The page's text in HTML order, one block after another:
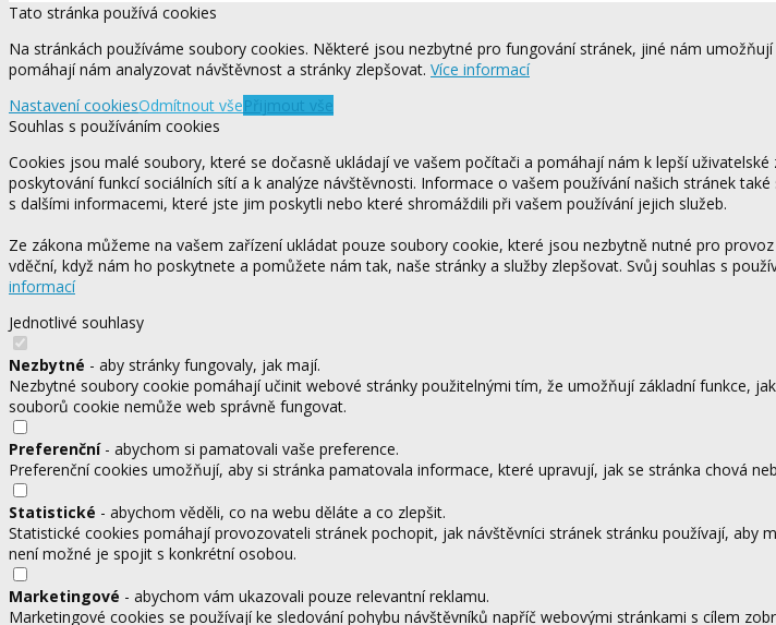
Tato stránka používá cookies
Na stránkách používáme soubory cookies. Některé jsou nezbytné pro fungování stránek, jiné nám
pomáhají nám analyzovat návštěvnost a stránky zlepšovat. Více informací
Nastavení cookiesOdmítnout všePřijmout vše
Souhlas s používáním cookies
Cookies jsou malé soubory, které se dočasně ukládají ve vašem počítači a pomáhají nám k lepší
poskytování funkcí sociálních sítí a k analýze návštěvnosti. Informace o vašem používání našich stránek
s dalšími informacemi, které jste jim poskytli nebo které shromáždili při vašem používání jejich služeb.
Ze zákona můžeme na vašem zařízení ukládat pouze soubory cookie, které jsou nezbytně nutné pro
vděční, když nám ho poskytnete a pomůžete nám tak, naše stránky a služby zlepšovat. Svůj souhlas s
informací
Jednotlivé souhlasy
Nezbytné - aby stránky fungovaly, jak mají.
Nezbytné soubory cookie pomáhají učinit webové stránky použitelnými tím, že umožňují základní funkce,
souborů cookie nemůže web správně fungovat.
Preferenční- abychom si pamatovali vaše preference.
Preferenční cookies umožňují, aby si stránka pamatovala informace, které upravují, jak se stránka chová
Statistické - abychom věděli, co na webu děláte a co zlepšit.
Statistické cookies pomáhají provozovateli stránek pochopit, jak návštěvníci stránek stránku používají,
není možné je spojit s konkrétní osobou.
Marketingové - abychom vám ukazovali pouze relevantní reklamu.
Marketingové cookies se používají ke sledování pohybu návštěvníků napříč webovými stránkami s cílem